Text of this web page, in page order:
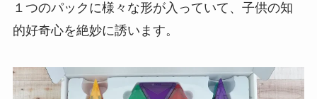
１つのパックに様々な形が入っていて、子供の知
的好奇心を絶妙に誘います。